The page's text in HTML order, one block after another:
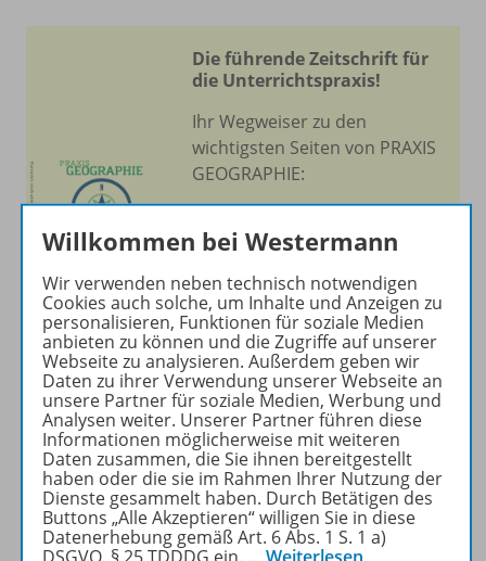
Die führende Zeitschrift für
die Unterrichtspraxis!
Ihr Wegweiser zu den
wichtigsten Seiten von PRAXIS
GEOGRAPHIE:
zum Zeitschriftenkiosk
Mehr zur Zeitschrift
Produktinformationen
Beschreibung
Willkommen bei Westermann
Wir verwenden neben technisch notwendigen
Cookies auch solche, um Inhalte und Anzeigen zu
personalisieren, Funktionen für soziale Medien
anbieten zu können und die Zugriffe auf unserer
Webseite zu analysieren. Außerdem geben wir
Daten zu ihrer Verwendung unserer Webseite an
unsere Partner für soziale Medien, Werbung und
Analysen weiter. Unserer Partner führen diese
Informationen möglicherweise mit weiteren
Daten zusammen, die Sie ihnen bereitgestellt
haben oder die sie im Rahmen Ihrer Nutzung der
Dienste gesammelt haben. Durch Betätigen des
Buttons „Alle Akzeptieren“ willigen Sie in diese
Datenerhebung gemäß Art. 6 Abs. 1 S. 1 a)